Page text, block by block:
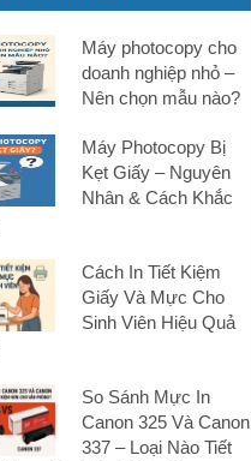
Máy photocopy cho
doanh nghiệp nhỏ –
Nên chọn mẫu nào?
Máy Photocopy Bị
Kẹt Giấy – Nguyên
Nhân & Cách Khắc
Cách In Tiết Kiệm
Giấy Và Mực Cho
Sinh Viên Hiệu Quả
So Sánh Mực In
Canon 325 Và Canon
337 – Loại Nào Tiết